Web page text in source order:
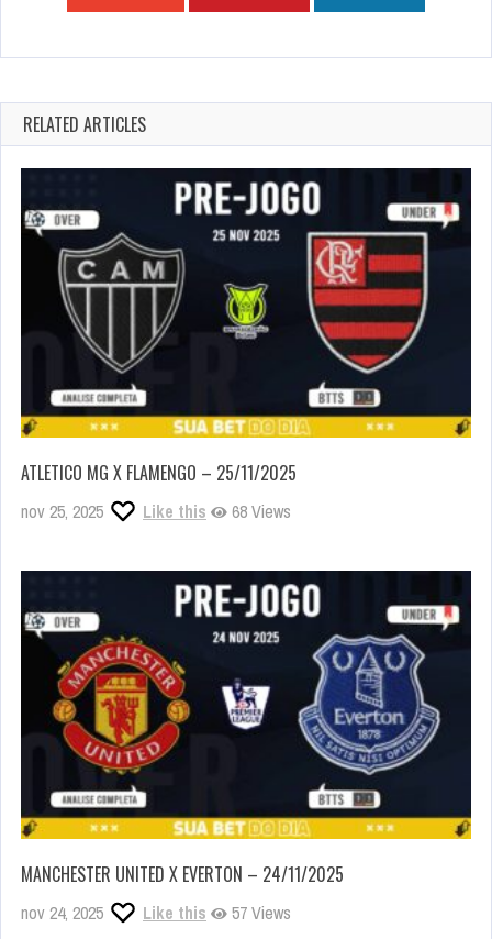
RELATED ARTICLES
ATLETICO MG X FLAMENGO – 25/11/2025
nov 25, 2025 Like this 68 Views
MANCHESTER UNITED X EVERTON – 24/11/2025
nov 24, 2025 Like this 57 Views